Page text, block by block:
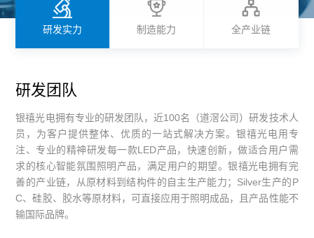
研发实力 制造能力 全产业链
研发团队
银禧光电拥有专业的研发团队，近100名（道滘公司）研发技术人
员，为客户提供整体、优质的一站式解决方案。银禧光电用专
注、专业的精神研发每一款LED产品，快速创新，做适合用户需
求的核心智能氛围照明产品，满足用户的期望。银禧光电拥有完
善的产业链，从原材料到结构件的自主生产能力；Silver生产的P
C、硅胶、胶水等原材料，可直接应用于照明成品，且产品性能不
输国际品牌。